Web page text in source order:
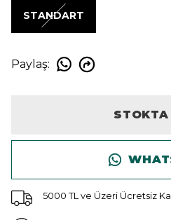
STANDART
Paylaş:
STOKTA
5000 TL ve Üzeri Ücretsiz